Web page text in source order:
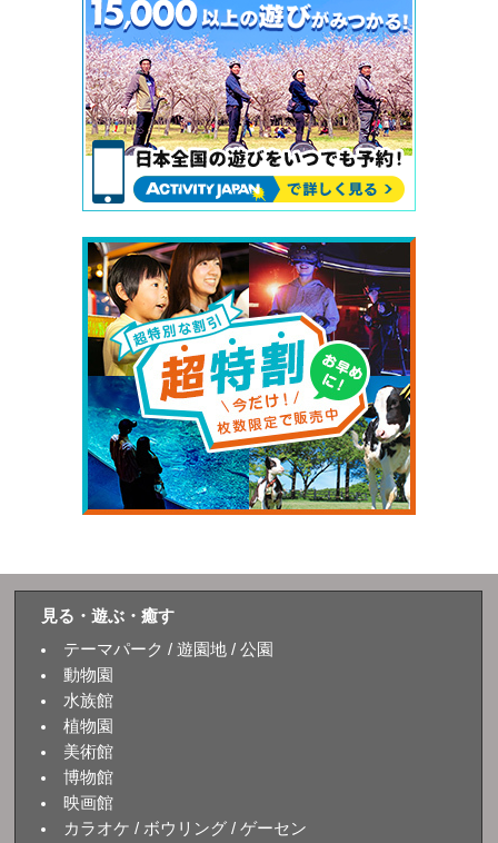
見る・遊ぶ・癒す
テーマパーク / 遊園地 / 公園
動物園
水族館
植物園
美術館
博物館
映画館
カラオケ / ボウリング / ゲーセン